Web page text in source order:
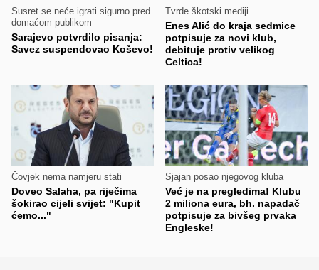
Susret se neće igrati sigurno pred
domaćom publikom
Sarajevo potvrdilo pisanja:
Savez suspendovao Koševo!
Tvrde škotski mediji
Enes Alić do kraja sedmice
potpisuje za novi klub,
debituje protiv velikog
Celtica!
Čovjek nema namjeru stati
Doveo Salaha, pa riječima
šokirao cijeli svijet: "Kupit
ćemo..."
Sjajan posao njegovog kluba
Već je na pregledima! Klubu
2 miliona eura, bh. napadač
potpisuje za bivšeg prvaka
Engleske!